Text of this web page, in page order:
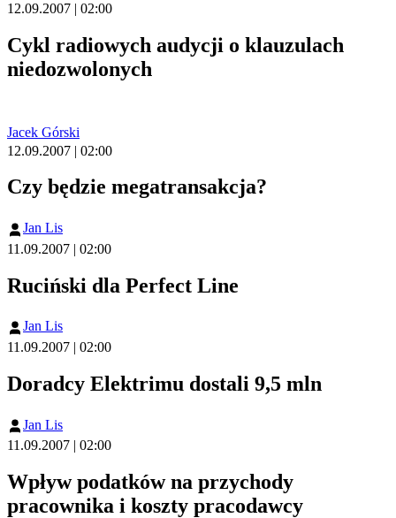
12.09.2007 | 02:00
Cykl radiowych audycji o klauzulach
niedozwolonych
Jacek Górski
12.09.2007 | 02:00
Czy będzie megatransakcja?
Jan Lis
11.09.2007 | 02:00
Ruciński dla Perfect Line
Jan Lis
11.09.2007 | 02:00
Doradcy Elektrimu dostali 9,5 mln
Jan Lis
11.09.2007 | 02:00
Wpływ podatków na przychody
pracownika i koszty pracodawcy